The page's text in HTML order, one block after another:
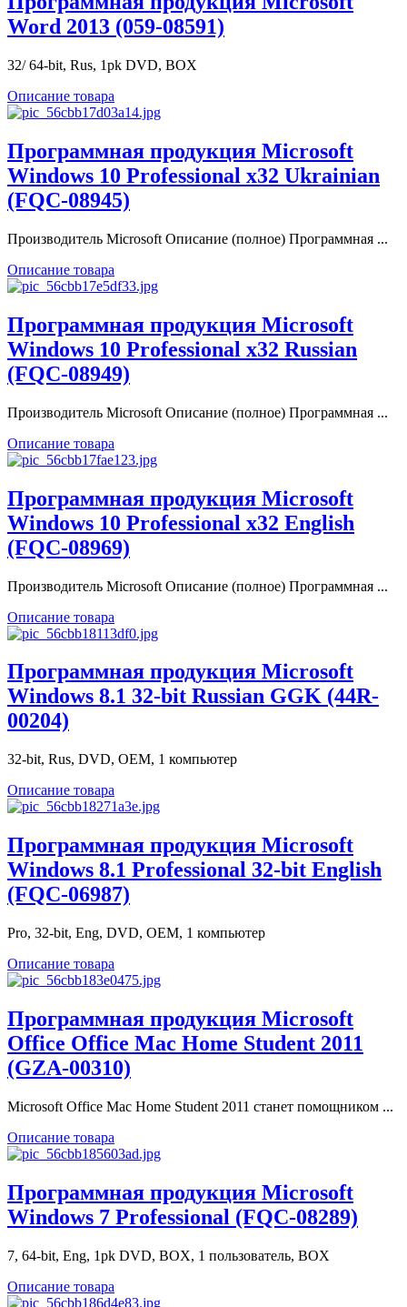
Word 2013 (059-08591)
32/ 64-bit, Rus, 1pk DVD, BOX
Описание товара
Программная продукция Microsoft
Windows 10 Professional x32 Ukrainian
(FQC-08945)
Производитель Microsoft Описание (полное) Программная ...
Описание товара
Программная продукция Microsoft
Windows 10 Professional x32 Russian
(FQC-08949)
Производитель Microsoft Описание (полное) Программная ...
Описание товара
Программная продукция Microsoft
Windows 10 Professional x32 English
(FQC-08969)
Производитель Microsoft Описание (полное) Программная ...
Описание товара
Программная продукция Microsoft
Windows 8.1 32-bit Russian GGK (44R-
00204)
32-bit, Rus, DVD, OEM, 1 компьютер
Описание товара
Программная продукция Microsoft
Windows 8.1 Professional 32-bit English
(FQC-06987)
Pro, 32-bit, Eng, DVD, OEM, 1 компьютер
Описание товара
Программная продукция Microsoft
Office Office Mac Home Student 2011
(GZA-00310)
Microsoft Office Mac Home Student 2011 станет помощником ...
Описание товара
Программная продукция Microsoft
Windows 7 Professional (FQC-08289)
7, 64-bit, Eng, 1pk DVD, BOX, 1 пользователь, BOX
Описание товара